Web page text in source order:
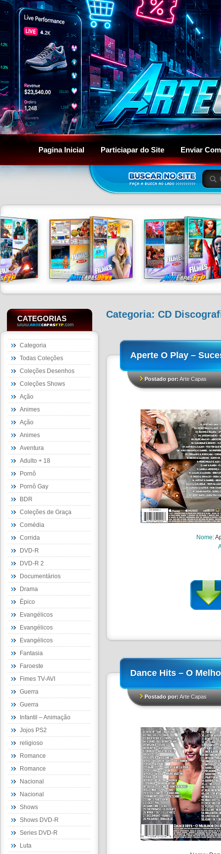
Pagina Inicial Particiapar do Site Enviar
CATEGORIAS
Categoria
Todas Coleções
Coleções Desenhos
Coleções Shows
Ação
Animes
Ação
Animes
Aventura
Adulto + 18
Pornô
Pornô Gay
BDR
Coleções de Graça
Comédia
Corrida
DVD-R
DVD-R 2
Documentários
Drama
Épico
Evangélicos
Evangélicos
Evangélicos
Fantasia
Faroeste
Fimes TV-AVI
Guerra
Guerra
Infantil – Animação
Jojos PS2
religioso
Romance
Romance
Nacional
Nacional
Shows
Shows DVD-R
Series DVD-R
Luta
Categoria: CD
Aperte O Play –
Postado por:Arte Capas
Nome:
Dance Hits – O
Postado por:Arte Capas